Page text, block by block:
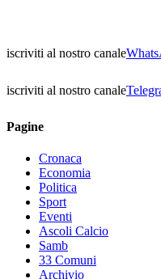
iscriviti al nostro canale
iscriviti al nostro canale
Pagine
Cronaca
Economia
Politica
Sport
Eventi
Ascoli Calcio
Samb
33 Comuni
Archivio